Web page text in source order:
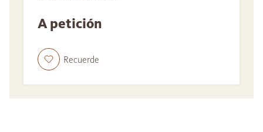
A petición
Recuerde